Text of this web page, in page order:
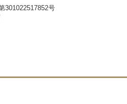
301022517852号